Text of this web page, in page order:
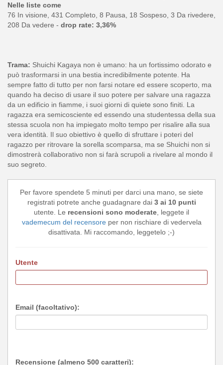
Nelle liste come
76 In visione, 431 Completo, 8 Pausa, 18 Sospeso, 3 Da rivedere,
208 Da vedere - drop rate: 3,36%
Trama: Shuichi Kagaya non è umano: ha un fortissimo odorato e
può trasformarsi in una bestia incredibilmente potente. Ha
sempre fatto di tutto per non farsi notare ed essere scoperto, ma
quando ha deciso di usare il suo potere per salvare una ragazza
da un edificio in fiamme, i suoi giorni di quiete sono finiti. La
ragazza era semicosciente ed essendo una studentessa della sua
stessa scuola non ha impiegato molto tempo per risalire alla sua
vera identità. Il suo obiettivo è quello di sfruttare i poteri del
ragazzo per ritrovare la sorella scomparsa, ma se Shuichi non si
dimostrerà collaborativo non si farà scrupoli a rivelare al mondo il
suo segreto.
Per favore spendete 5 minuti per darci una mano, se siete
registrati potrete anche guadagnare dai 3 ai 10 punti
utente. Le recensioni sono moderate, leggete il
vademecum del recensoreper non rischiare di vedervela
disattivata. Mi raccomando, leggetelo ;-)
Utente
Email (facoltativo):
Recensione (almeno 500 caratteri):